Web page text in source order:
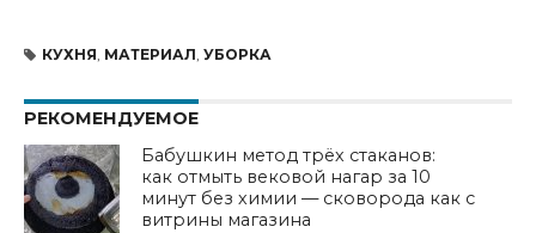
КУХНЯ, МАТЕРИАЛ, УБОРКА
РЕКОМЕНДУЕМОЕ
Бабушкин метод трёх стаканов:
как отмыть вековой нагар за 10
минут без химии — сковорода как с
витрины магазина